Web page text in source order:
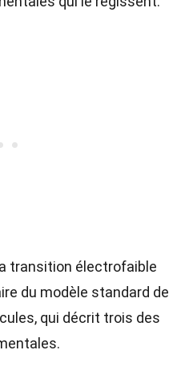
transition électrofaible
du modèle standard de
qui décrit trois des